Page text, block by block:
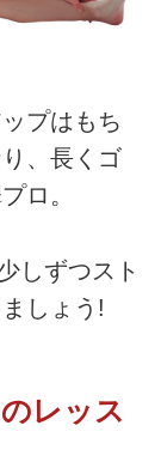
プはもち
、長くゴ
ロ。
しずつスト
しょう!
レッス